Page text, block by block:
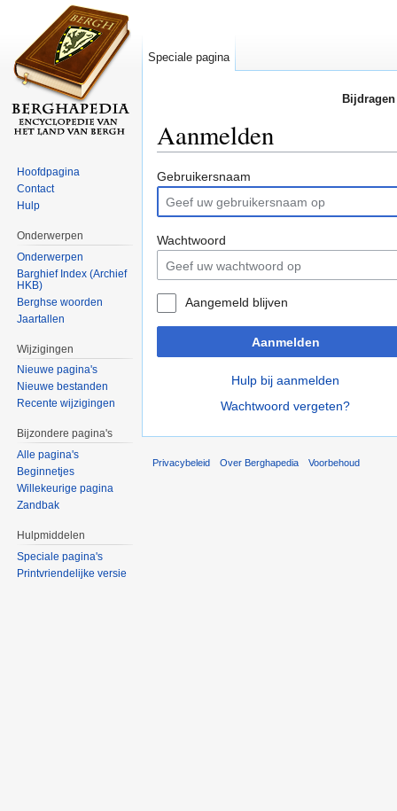
Aanmelden
Gebruikersnaam
Wachtwoord
Aangemeld blijven
Aanmelden
Hulp bij aanmelden
Wachtwoord vergeten?
Speciale pagina
Hoofdpagina
Contact
Hulp
Onderwerpen
Onderwerpen
Barghief Index (Archief
HKB)
Berghse woorden
Jaartallen
Wijzigingen
Nieuwe pagina's
Nieuwe bestanden
Recente wijzigingen
Bijzondere pagina's
Alle pagina's
Beginnetjes
Willekeurige pagina
Zandbak
Hulpmiddelen
Speciale pagina's
Printvriendelijke versie
Privacybeleid Over Berghapedia Voorbehoud